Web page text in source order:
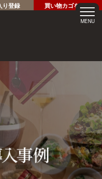
り登録 買い物カゴを見る
MENU